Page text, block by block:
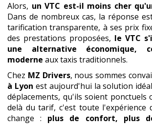
Alors, un VTC est-il moins cher
Dans de nombreux cas, la réponse
tarification transparente, à ses prix
des prestations proposées, le VTC
une alternative économique,
moderne aux taxis traditionnels.
Chez MZ Drivers, nous sommes
à Lyon est aujourd'hui la solution
déplacements, qu'ils soient ponctuels
delà du tarif, c'est toute l'expérience
change : plus de confort, plus